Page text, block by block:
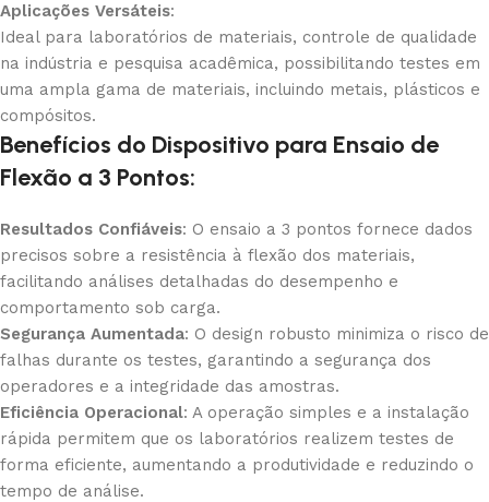
Aplicações Versáteis:
Ideal para laboratórios de materiais, controle de qualidade
na indústria e pesquisa acadêmica, possibilitando testes em
uma ampla gama de materiais, incluindo metais, plásticos e
compósitos.
Benefícios do Dispositivo para Ensaio de
Flexão a 3 Pontos:
Resultados Confiáveis: O ensaio a 3 pontos fornece dados
precisos sobre a resistência à flexão dos materiais,
facilitando análises detalhadas do desempenho e
comportamento sob carga.
Segurança Aumentada: O design robusto minimiza o risco de
falhas durante os testes, garantindo a segurança dos
operadores e a integridade das amostras.
Eficiência Operacional: A operação simples e a instalação
rápida permitem que os laboratórios realizem testes de
forma eficiente, aumentando a produtividade e reduzindo o
tempo de análise.